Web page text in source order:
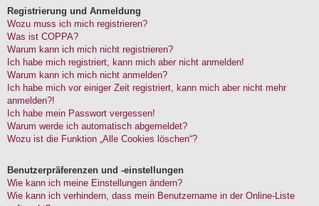
Registrierung und Anmeldung
Wozu muss ich mich registrieren?
Was ist COPPA?
Warum kann ich mich nicht registrieren?
Ich habe mich registriert, kann mich aber nicht anmelden!
Warum kann ich mich nicht anmelden?
Ich habe mich vor einiger Zeit registriert, kann mich aber nicht mehr
anmelden?!
Ich habe mein Passwort vergessen!
Warum werde ich automatisch abgemeldet?
Wozu ist die Funktion „Alle Cookies löschen“?
Benutzerpräferenzen und -einstellungen
Wie kann ich meine Einstellungen ändern?
Wie kann ich verhindern, dass mein Benutzername in der Online-Liste